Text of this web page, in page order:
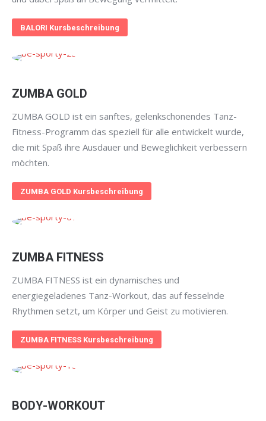
BALORI Kursbeschreibung
ZUMBA GOLD
ZUMBA GOLD ist ein sanftes, gelenkschonendes Tanz-
Fitness-Programm das speziell für alle entwickelt wurde,
die mit Spaß ihre Ausdauer und Beweglichkeit verbessern
möchten.
ZUMBA GOLD Kursbeschreibung
ZUMBA FITNESS
ZUMBA FITNESS ist ein dynamisches und
energiegeladenes Tanz-Workout, das auf fesselnde
Rhythmen setzt, um Körper und Geist zu motivieren.
ZUMBA FITNESS Kursbeschreibung
BODY-WORKOUT